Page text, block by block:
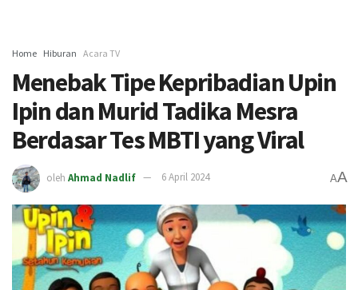
Home Hiburan Acara TV
Menebak Tipe Kepribadian Upin
Ipin dan Murid Tadika Mesra
Berdasar Tes MBTI yang Viral
oleh Ahmad Nadlif 6 April 2024 AA